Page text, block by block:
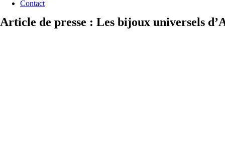
Contact
Article de presse : Les bijoux universels